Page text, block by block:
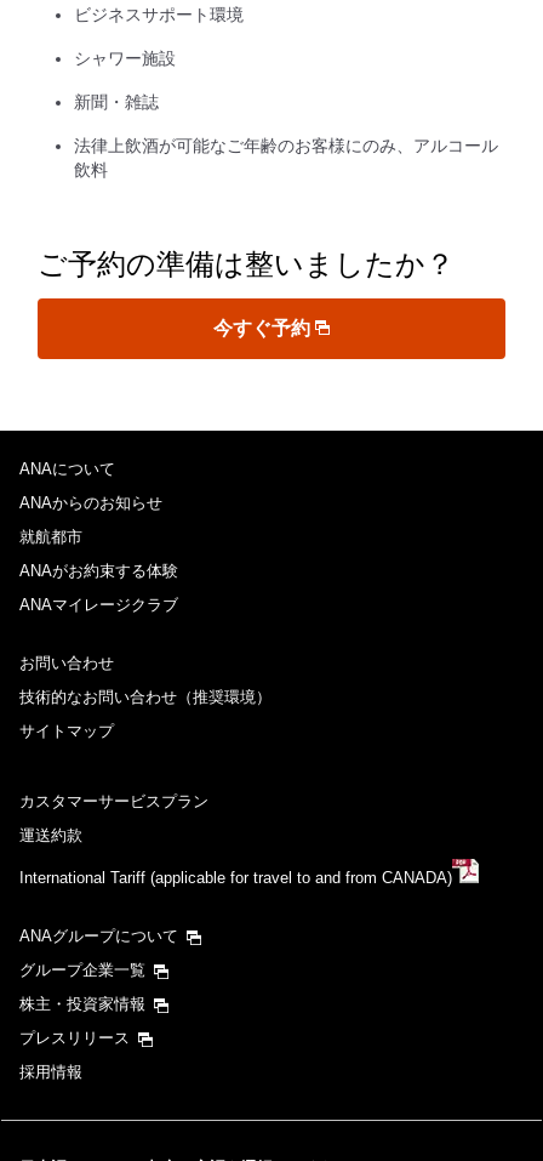
ビジネスサポート環境
シャワー施設
新聞・雑誌
法律上飲酒が可能なご年齢のお客様にのみ、アルコール
飲料
ご予約の準備は整いましたか？
今すぐ予約
ANAについて
ANAからのお知らせ
就航都市
ANAがお約束する体験
ANAマイレージクラブ
お問い合わせ
技術的なお問い合わせ（推奨環境）
サイトマップ
カスタマーサービスプラン
運送約款
International Tariff (applicable for travel to and from CANADA)
ANAグループについて
グループ企業一覧
株主・投資家情報
プレスリリース
採用情報